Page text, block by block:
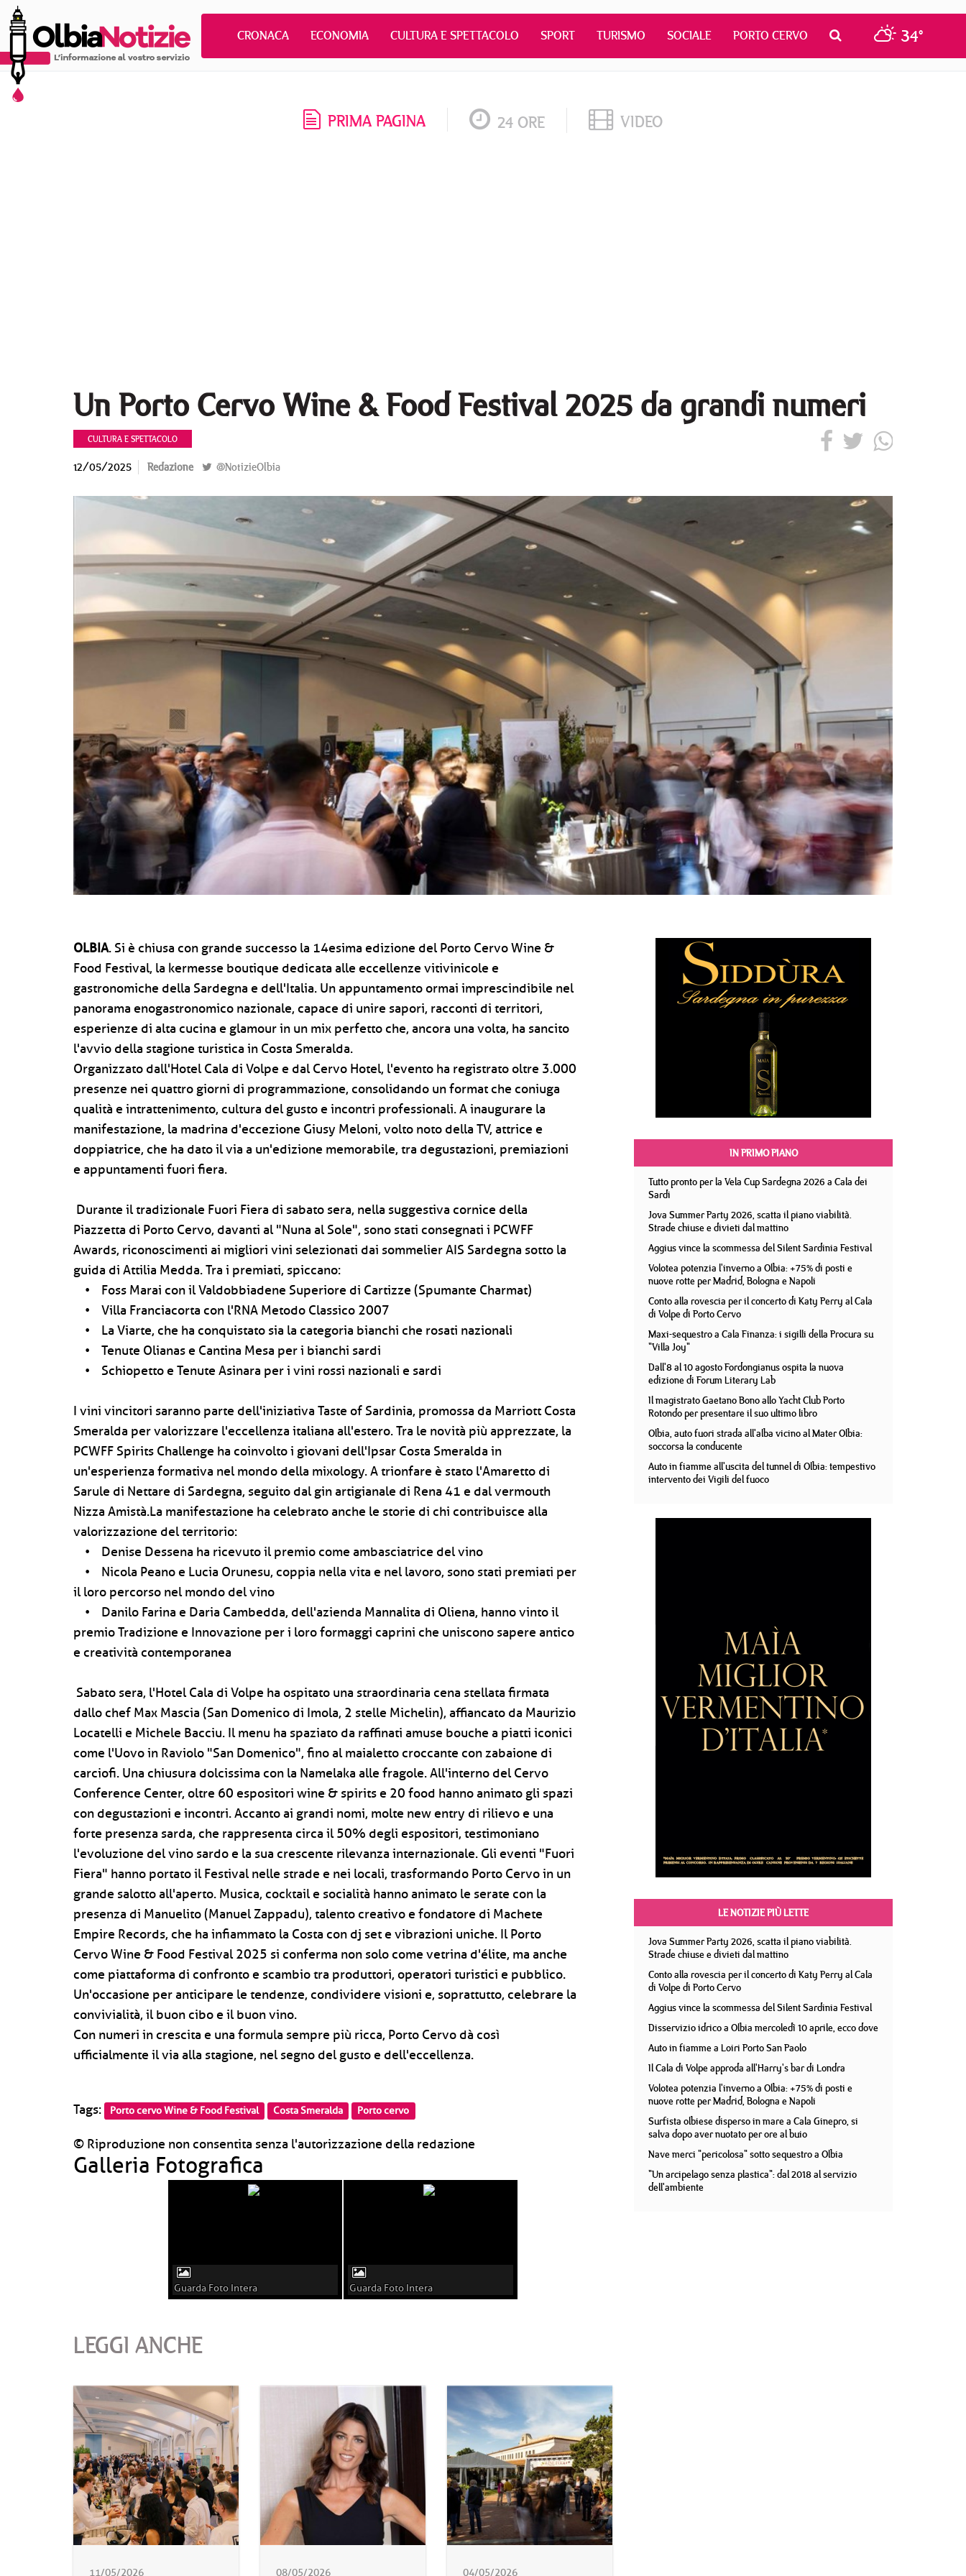
CRONACA ECONOMIA CULTURA E SPETTACOLO SPORT TURISMO SOCIALE PORTO CERVO 34°
PRIMA PAGINA 24 ORE VIDEO
Un Porto Cervo Wine & Food Festival 2025 da grandi numeri
CULTURA E SPETTACOLO
12/05/2025 Redazione @NotizieOlbia
OLBIA. Si è chiusa con grande successo la 14esima edizione del Porto Cervo Wine &
Food Festival, la kermesse boutique dedicata alle eccellenze vitivinicole e
gastronomiche della Sardegna e dell'Italia. Un appuntamento ormai imprescindibile nel
panorama enogastronomico nazionale, capace di unire sapori, racconti di territori,
esperienze di alta cucina e glamour in un mix perfetto che, ancora una volta, ha sancito
l'avvio della stagione turistica in Costa Smeralda.
Organizzato dall'Hotel Cala di Volpe e dal Cervo Hotel, l'evento ha registrato oltre 3.000
presenze nei quattro giorni di programmazione, consolidando un format che coniuga
qualità e intrattenimento, cultura del gusto e incontri professionali. A inaugurare la
manifestazione, la madrina d'eccezione Giusy Meloni, volto noto della TV, attrice e
doppiatrice, che ha dato il via a un'edizione memorabile, tra degustazioni, premiazioni
e appuntamenti fuori fiera.
Durante il tradizionale Fuori Fiera di sabato sera, nella suggestiva cornice della
Piazzetta di Porto Cervo, davanti al "Nuna al Sole", sono stati consegnati i PCWFF
Awards, riconoscimenti ai migliori vini selezionati dai sommelier AIS Sardegna sotto la
guida di Attilia Medda. Tra i premiati, spiccano:
• Foss Marai con il Valdobbiadene Superiore di Cartizze (Spumante Charmat)
• Villa Franciacorta con l'RNA Metodo Classico 2007
• La Viarte, che ha conquistato sia la categoria bianchi che rosati nazionali
• Tenute Olianas e Cantina Mesa per i bianchi sardi
• Schiopetto e Tenute Asinara per i vini rossi nazionali e sardi
I vini vincitori saranno parte dell'iniziativa Taste of Sardinia, promossa da Marriott Costa
Smeralda per valorizzare l'eccellenza italiana all'estero. Tra le novità più apprezzate, la
PCWFF Spirits Challenge ha coinvolto i giovani dell'Ipsar Costa Smeralda in
un'esperienza formativa nel mondo della mixology. A trionfare è stato l'Amaretto di
Sarule di Nettare di Sardegna, seguito dal gin artigianale di Rena 41 e dal vermouth
Nizza Amistà.La manifestazione ha celebrato anche le storie di chi contribuisce alla
valorizzazione del territorio:
• Denise Dessena ha ricevuto il premio come ambasciatrice del vino
• Nicola Peano e Lucia Orunesu, coppia nella vita e nel lavoro, sono stati premiati per
il loro percorso nel mondo del vino
• Danilo Farina e Daria Cambedda, dell'azienda Mannalita di Oliena, hanno vinto il
premio Tradizione e Innovazione per i loro formaggi caprini che uniscono sapere antico
e creatività contemporanea
Sabato sera, l'Hotel Cala di Volpe ha ospitato una straordinaria cena stellata firmata
dallo chef Max Mascia (San Domenico di Imola, 2 stelle Michelin), affiancato da Maurizio
Locatelli e Michele Bacciu. Il menu ha spaziato da raffinati amuse bouche a piatti iconici
come l'Uovo in Raviolo "San Domenico", fino al maialetto croccante con zabaione di
carciofi. Una chiusura dolcissima con la Namelaka alle fragole. All'interno del Cervo
Conference Center, oltre 60 espositori wine & spirits e 20 food hanno animato gli spazi
con degustazioni e incontri. Accanto ai grandi nomi, molte new entry di rilievo e una
forte presenza sarda, che rappresenta circa il 50% degli espositori, testimoniano
l'evoluzione del vino sardo e la sua crescente rilevanza internazionale. Gli eventi "Fuori
Fiera" hanno portato il Festival nelle strade e nei locali, trasformando Porto Cervo in un
grande salotto all'aperto. Musica, cocktail e socialità hanno animato le serate con la
presenza di Manuelito (Manuel Zappadu), talento creativo e fondatore di Machete
Empire Records, che ha infiammato la Costa con dj set e vibrazioni uniche. Il Porto
Cervo Wine & Food Festival 2025 si conferma non solo come vetrina d'élite, ma anche
come piattaforma di confronto e scambio tra produttori, operatori turistici e pubblico.
Un'occasione per anticipare le tendenze, condividere visioni e, soprattutto, celebrare la
convivialità, il buon cibo e il buon vino.
Con numeri in crescita e una formula sempre più ricca, Porto Cervo dà così
ufficialmente il via alla stagione, nel segno del gusto e dell'eccellenza.
Tags: Porto cervo Wine & Food Festival Costa Smeralda Porto cervo
© Riproduzione non consentita senza l'autorizzazione della redazione
Galleria Fotografica
Guarda Foto Intera Guarda Foto Intera
LEGGI ANCHE
11/05/2026 08/05/2026 04/05/2026
IN PRIMO PIANO
Tutto pronto per la Vela Cup Sardegna 2026 a Cala dei
Sardi
Jova Summer Party 2026, scatta il piano viabilità.
Strade chiuse e divieti dal mattino
Aggius vince la scommessa del Silent Sardinia Festival
Volotea potenzia l'inverno a Olbia: +75% di posti e
nuove rotte per Madrid, Bologna e Napoli
Conto alla rovescia per il concerto di Katy Perry al Cala
di Volpe di Porto Cervo
Maxi-sequestro a Cala Finanza: i sigilli della Procura su
"Villa Joy"
Dall'8 al 10 agosto Fordongianus ospita la nuova
edizione di Forum Literary Lab
Il magistrato Gaetano Bono allo Yacht Club Porto
Rotondo per presentare il suo ultimo libro
Olbia, auto fuori strada all'alba vicino al Mater Olbia:
soccorsa la conducente
Auto in fiamme all'uscita del tunnel di Olbia: tempestivo
intervento dei Vigili del fuoco
LE NOTIZIE PIÙ LETTE
Jova Summer Party 2026, scatta il piano viabilità.
Strade chiuse e divieti dal mattino
Conto alla rovescia per il concerto di Katy Perry al Cala
di Volpe di Porto Cervo
Aggius vince la scommessa del Silent Sardinia Festival
Disservizio idrico a Olbia mercoledì 10 aprile, ecco dove
Auto in fiamme a Loiri Porto San Paolo
Il Cala di Volpe approda all'Harry's bar di Londra
Volotea potenzia l'inverno a Olbia: +75% di posti e
nuove rotte per Madrid, Bologna e Napoli
Surfista olbiese disperso in mare a Cala Ginepro, si
salva dopo aver nuotato per ore al buio
Nave merci "pericolosa" sotto sequestro a Olbia
"Un arcipelago senza plastica": dal 2018 al servizio
dell'ambiente